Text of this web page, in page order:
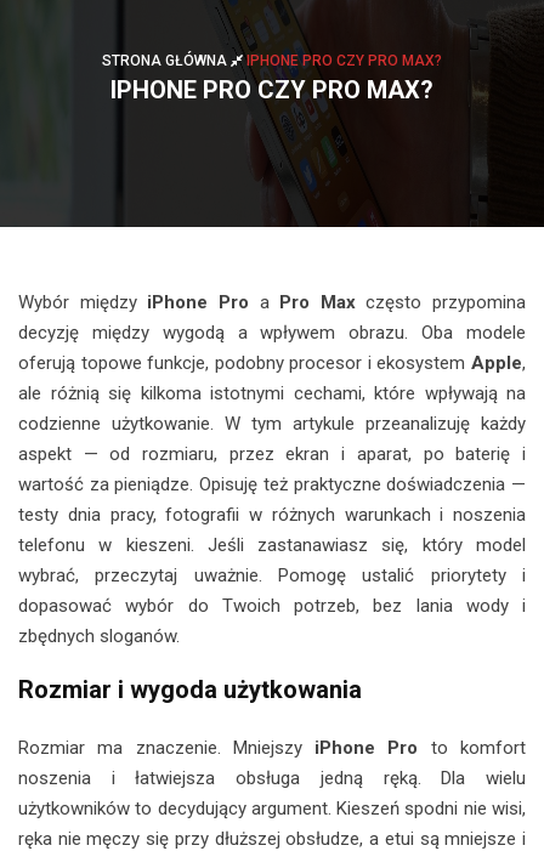
STRONA GŁÓWNA IPHONE PRO CZY PRO MAX?
IPHONE PRO CZY PRO MAX?
Wybór między iPhone Pro a Pro Maxczęsto przypomina
decyzję między wygodą a wpływem obrazu. Oba modele
oferują topowe funkcje, podobny procesor i ekosystem Apple,
ale różnią się kilkoma istotnymi cechami, które wpływają na
codzienne użytkowanie. W tym artykule przeanalizuję każdy
aspekt — od rozmiaru, przez ekran i aparat, po baterię i
wartość za pieniądze. Opisuję też praktyczne doświadczenia —
testy dnia pracy, fotografii w różnych warunkach i noszenia
telefonu w kieszeni. Jeśli zastanawiasz się, który model
wybrać, przeczytaj uważnie. Pomogę ustalić priorytety i
dopasować wybór do Twoich potrzeb, bez lania wody i
zbędnych sloganów.
Rozmiar i wygoda użytkowania
Rozmiar ma znaczenie. Mniejszy iPhone Pro to komfort
noszenia i łatwiejsza obsługa jedną ręką. Dla wielu
użytkowników to decydujący argument. Kieszeń spodni nie wisi,
ręka nie męczy się przy dłuższej obsłudze, a etui są mniejsze i